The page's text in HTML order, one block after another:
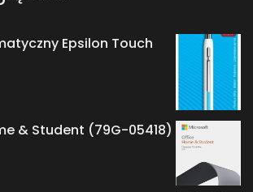
Epsilon Touch
& Student (79G-05418)